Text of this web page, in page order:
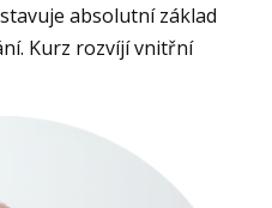
absolutní základ
Kurz rozvíjí vnitřní